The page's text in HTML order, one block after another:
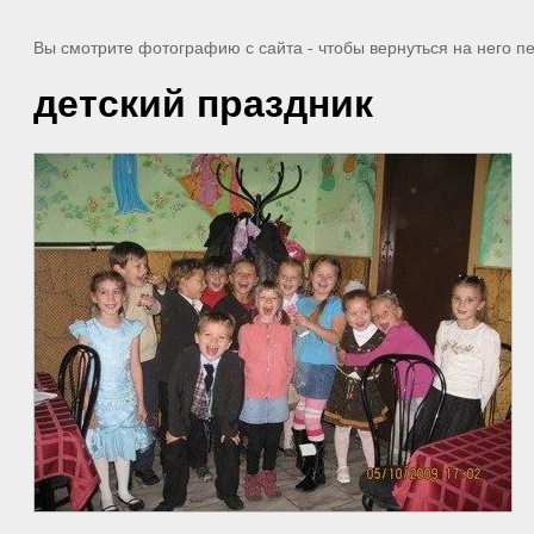
Вы смотрите фотографию с сайта - чтобы вернуться на него
детский праздник